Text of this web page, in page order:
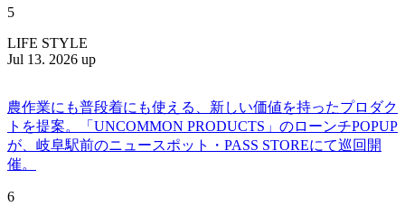
5
LIFE STYLE
Jul 13. 2026 up
農作業にも普段着にも使える、新しい価値を持ったプロダク
トを提案。「UNCOMMON PRODUCTS」のローンチPOPUP
が、岐阜駅前のニュースポット・PASS STOREにて巡回開
催。
6